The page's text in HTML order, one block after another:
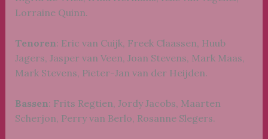
Lorraine Quinn.
Tenoren: Eric van Cuijk, Freek Claassen, Huub
Jagers, Jasper van Veen, Joan Stevens, Mark Maas,
Mark Stevens, Pieter-Jan van der Heijden.
Bassen: Frits Regtien, Jordy Jacobs, Maarten
Scherjon, Perry van Berlo, Rosanne Slegers.